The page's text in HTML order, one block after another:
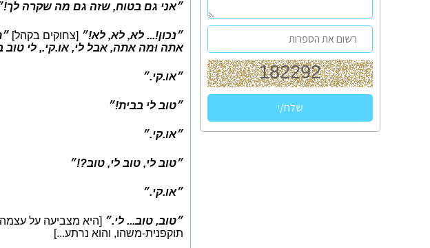
״אני גם בטוח, שזה גם מה שקרה
״נכון!... לא, לא, לא!״ [צחוקים בקהל]
אתה וּמה אתה, אבל לי, או.קי., לי טוב
״או.קי.״
״טוב לי בבית!״
״או.קי.״
״טוב לי, טוב לי, טוב?!״
״או.קי.״
״טוב, טוב... לי.״ [היא מצביעה על
תוקפנית-משהו, והוא נרתע...]